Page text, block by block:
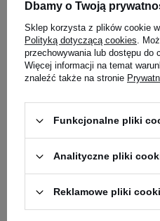
ACTIVLAB - Iso
31,5 g
4.98 (38)
26,69 zł
Kup do 20:00 -
Zapytaj
Dbamy o Twoją
Sklep korzysta z plików cookie
Polityką dotyczącą cookies.
przechowywania lub dostępu do
Więcej informacji na temat
znaleźć także na stronie
Funkcjonalne pliki
Analityczne pliki
Reklamowe pliki